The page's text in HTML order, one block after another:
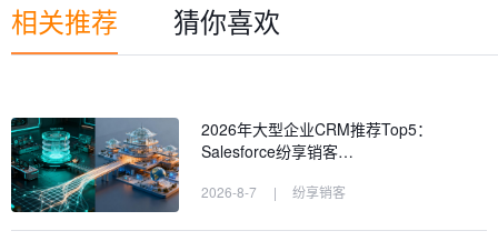
相关推荐 猜你喜欢
2026年大型企业CRM推荐Top5：
Salesforce纷享销客…
2026-8-7 | 纷享销客